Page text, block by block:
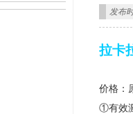
发布
拉卡
价格：
①有效